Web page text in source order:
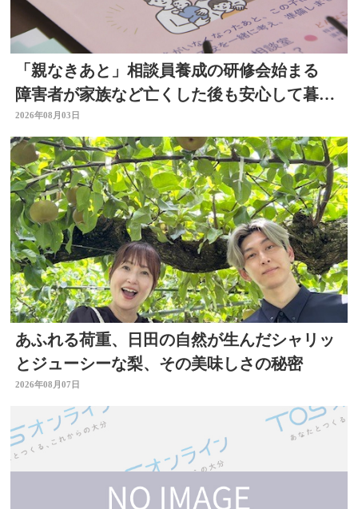
「親なきあと」相談員養成の研修会始まる
障害者が家族など亡くした後も安心して暮ら
せるように 大分
2026年08月03日
あふれる荷重、日田の自然が生んだシャリッ
とジューシーな梨、その美味しさの秘密
2026年08月07日